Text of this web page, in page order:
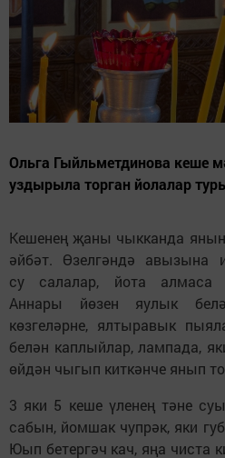
Ольга Гыйльметдинова кеше
уздырыла торган йолалар
Кешенең җаны чыкканда
әйбәт. Өзелгәндә авызына
су салалар, йота алмаса
Аннары йөзен яулык
көзгеләрне, ялтыравык
белән каплыйлар, лампада,
өйдән чыгып киткәнче янып
3 яки 5 кеше үленең тәне
сабын, йомшак чупрәк, яки
Юып бетергәч кач, яңа чиста